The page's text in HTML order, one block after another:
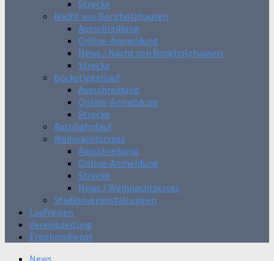
Strecke
Nacht von Borgholzhausen
Ausschreibung
Online-Anmeldung
News / Nacht von Borgholzhausen
Strecke
Böckstiegellauf
Ausschreibung
Online-Anmeldung
Strecke
Autobahnlauf
Weihnachtscross
Ausschreibung
Online-Anmeldung
Strecke
News / Weihnachtscross
Stadionveranstaltungen
Laufreisen
Vereinszeitung
Ergebnisdienst
News